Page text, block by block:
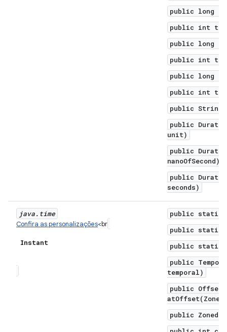
public long
public int
public long
public int
public long
public int
public String
public
unit)
public
nanoOfSecond)
public
seconds)
java. time
Confira as personalizações<br
Instant
public static
public static
public static
public
temporal)
public
public